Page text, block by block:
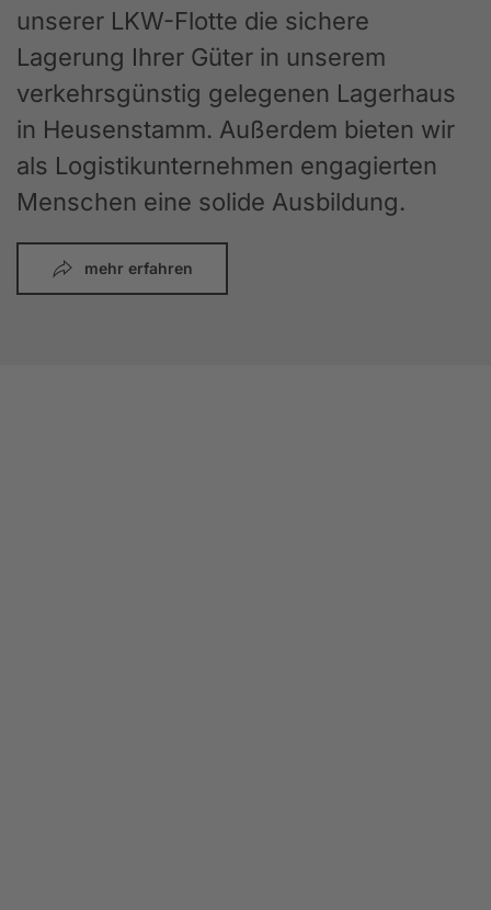
unserer LKW-Flotte die sichere
Lagerung Ihrer Güter in unserem
verkehrsgünstig gelegenen Lagerhaus
in Heusenstamm. Außerdem bieten wir
als Logistikunternehmen engagierten
Menschen eine solide Ausbildung.
mehr erfahren